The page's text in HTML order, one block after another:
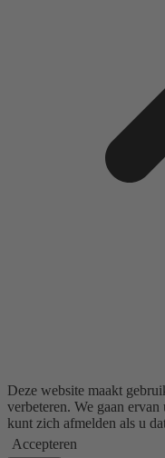
Deze website maakt
verbeteren. We gaan
kunt zich afmelden als u
Accepteren